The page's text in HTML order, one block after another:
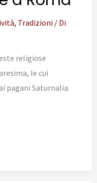
, Tradizioni / Di
religiose
le cui
pagani Saturnalia.